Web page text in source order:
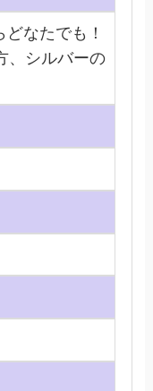
なたでも！
、シルバーの